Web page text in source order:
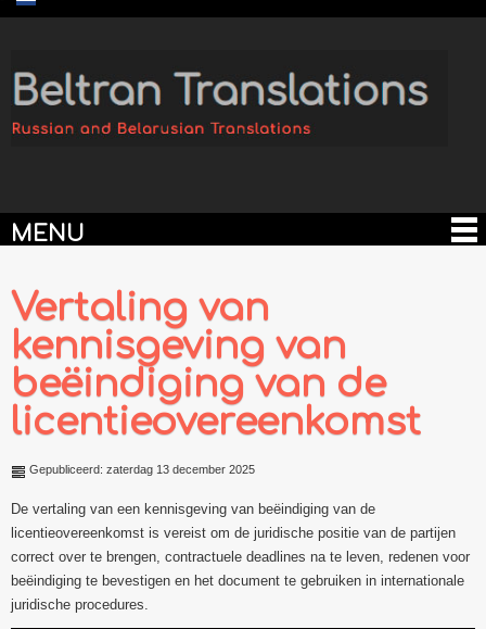
MENU
Vertaling van
kennisgeving van
beëindiging van de
licentieovereenkomst
Gepubliceerd: zaterdag 13 december 2025
De vertaling van een kennisgeving van beëindiging van de
licentieovereenkomst is vereist om de juridische positie van de partijen
correct over te brengen, contractuele deadlines na te leven, redenen voor
beëindiging te bevestigen en het document te gebruiken in internationale
juridische procedures.